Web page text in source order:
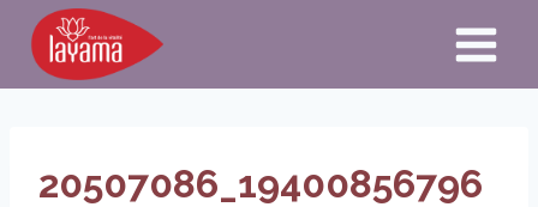
Aller
contenu
20507086_19400856796